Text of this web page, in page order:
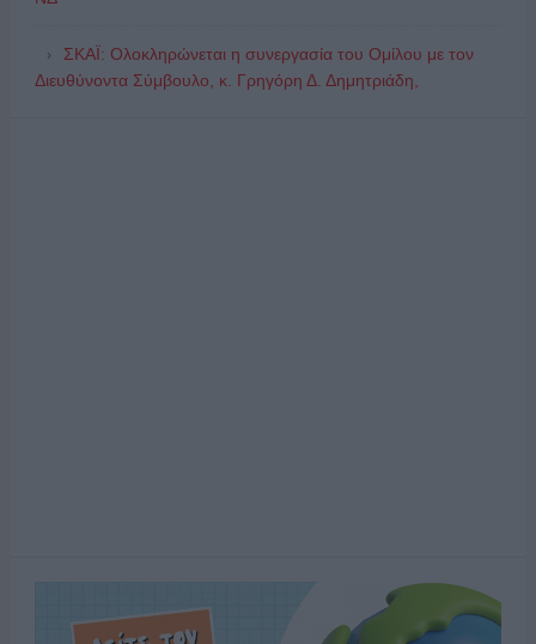
ΣΚΑΪ: Ολοκληρώνεται η συνεργασία του Ομίλου με τον
Διευθύνοντα Σύμβουλο, κ. Γρηγόρη Δ. Δημητριάδη,